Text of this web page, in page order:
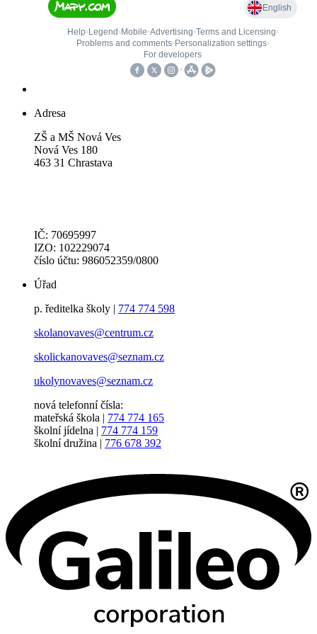
Adresa
ZŠ a MŠ Nová Ves
Nová Ves 180
463 31 Chrastava
IČ: 70695997
IZO: 102229074
číslo účtu: 986052359/0800
Úřad
p. ředitelka školy | 774 774 598
skolanovaves@centrum.cz
skolickanovaves@seznam.cz
ukolynovaves@seznam.cz
nová telefonní čísla:
mateřská škola | 774 774 165
školní jídelna | 774 774 159
školní družina | 776 678 392